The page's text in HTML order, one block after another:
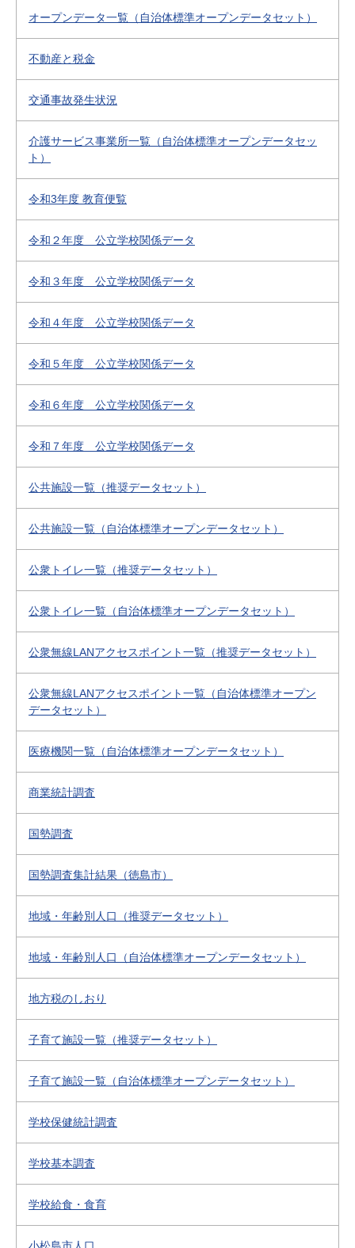
オープンデータ一覧（自治体標準オープンデータセット）
不動産と税金
交通事故発生状況
介護サービス事業所一覧（自治体標準オープンデータセッ
ト）
令和3年度 教育便覧
令和２年度 公立学校関係データ
令和３年度 公立学校関係データ
令和４年度 公立学校関係データ
令和５年度 公立学校関係データ
令和６年度 公立学校関係データ
令和７年度 公立学校関係データ
公共施設一覧（推奨データセット）
公共施設一覧（自治体標準オープンデータセット）
公衆トイレ一覧（推奨データセット）
公衆トイレ一覧（自治体標準オープンデータセット）
公衆無線LANアクセスポイント一覧（推奨データセット）
公衆無線LANアクセスポイント一覧（自治体標準オープン
データセット）
医療機関一覧（自治体標準オープンデータセット）
商業統計調査
国勢調査
国勢調査集計結果（徳島市）
地域・年齢別人口（推奨データセット）
地域・年齢別人口（自治体標準オープンデータセット）
地方税のしおり
子育て施設一覧（推奨データセット）
子育て施設一覧（自治体標準オープンデータセット）
学校保健統計調査
学校基本調査
学校給食・食育